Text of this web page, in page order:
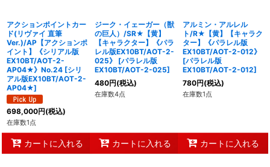
アクションポイントカー
ド(リヴァイ 直筆
Ver.)/AP【アクションポ
イント】《シリアル版
EX10BT/AOT-2-
AP04★》No.24 [シリ
アル版EX10BT/AOT-2-
AP04★]
698,000円(税込)
在庫数1点
カートに入れる
ジーク・イェーガー（獣
の巨人）/SR★【黄】
【キャラクター】《パラ
レル版EX10BT/AOT-2-
025》
[パラレル版
EX10BT/AOT-2-025]
480円(税込)
在庫数4点
カートに入れる
アルミン・アルレル
ト/R★【黄】【キャラク
ター】《パラレル版
EX10BT/AOT-2-012》
[パラレル版
EX10BT/AOT-2-012]
780円(税込)
在庫数1点
カートに入れる